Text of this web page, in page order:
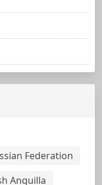
Federation
Anguilla